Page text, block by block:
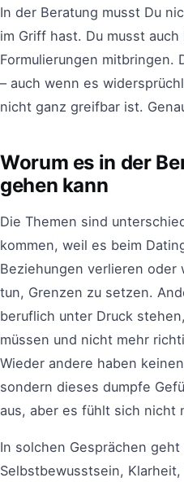
In der Beratung musst Du
im Griff hast. Du musst
Formulierungen mitbringen.
– auch wenn es
nicht ganz greifbar ist.
Worum es in der
gehen kann
Die Themen sind
kommen, weil es beim
Beziehungen verlieren
tun, Grenzen zu setzen.
beruflich unter Druck
müssen und nicht mehr
Wieder andere haben
sondern dieses dumpfe
aus, aber es fühlt sich nicht
In solchen Gesprächen geht
Selbstbewusstsein,